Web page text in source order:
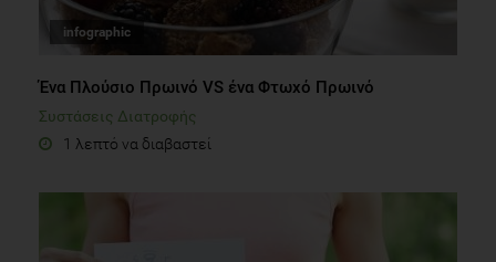
infographic
Ένα Πλούσιο Πρωινό VS ένα Φτωχό Πρωινό
Συστάσεις Διατροφής
1 λεπτό να διαβαστεί